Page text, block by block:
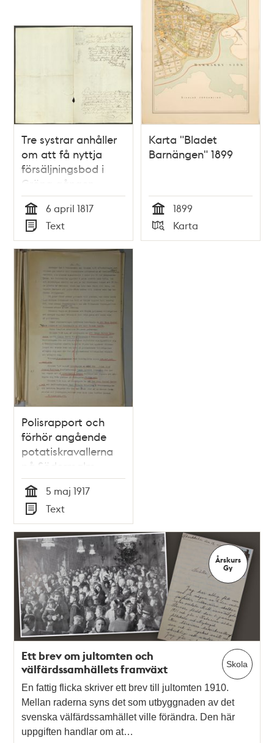
Tre systrar anhåller
om att få nyttja
försäljningsbod i
Gröna gången
Tid
6 april 1817
Typ
Text
Karta "Bladet
Barnängen" 1899
Tid
1899
Typ
Karta
Polisrapport och
förhör angående
potatiskravallerna
på Södermalm
Tid
5 maj 1917
Typ
Text
Årskurs
Gy
Skola
Ett brev om jultomten och
välfärdssamhällets framväxt
En fattig flicka skriver ett brev till jultomten 1910.
Mellan raderna syns det som utbyggnaden av det
svenska välfärdssamhället ville förändra. Den här
uppgiften handlar om at…